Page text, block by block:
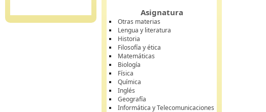
Asignatura
Otras materias
Lengua y literatura
Historia
Filosofía y ética
Matemáticas
Biología
Física
Química
Inglés
Geografía
Informática y Telecomunicaciones